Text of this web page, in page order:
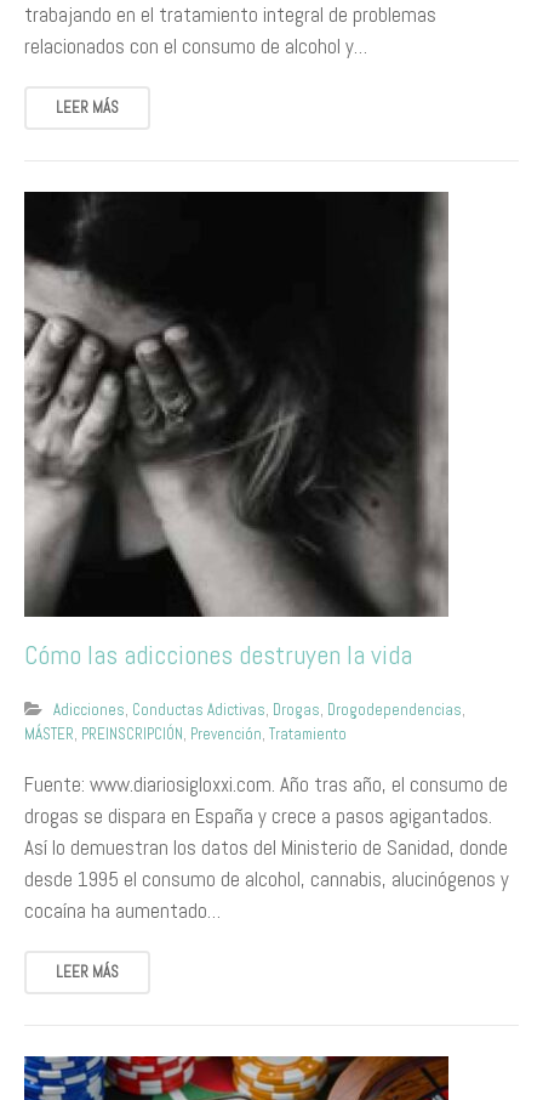
trabajando en el tratamiento integral de problemas
relacionados con el consumo de alcohol y…
LEER MÁS
Cómo las adicciones destruyen la vida
Adicciones, Conductas Adictivas, Drogas, Drogodependencias,
MÁSTER, PREINSCRIPCIÓN, Prevención, Tratamiento
Fuente: www.diariosigloxxi.com. Año tras año, el consumo de
drogas se dispara en España y crece a pasos agigantados.
Así lo demuestran los datos del Ministerio de Sanidad, donde
desde 1995 el consumo de alcohol, cannabis, alucinógenos y
cocaína ha aumentado…
LEER MÁS